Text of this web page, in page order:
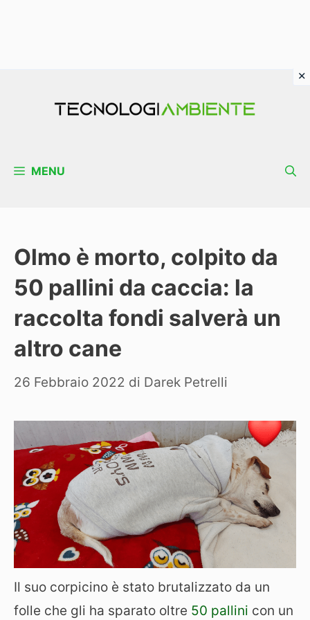
MENU
Olmo è morto, colpito da
50 pallini da caccia: la
raccolta fondi salverà un
altro cane
26 Febbraio 2022 di Darek Petrelli
Il suo corpicino è stato brutalizzato da un
folle che gli ha sparato oltre 50 pallini con un